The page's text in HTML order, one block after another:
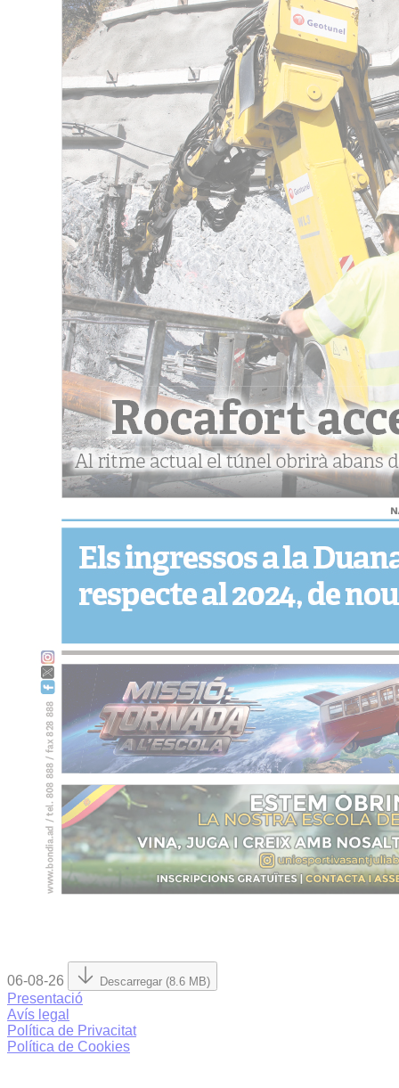
06-08-26 Descarregar (8.6 MB)
Presentació
Avís legal
Política de Privacitat
Política de Cookies